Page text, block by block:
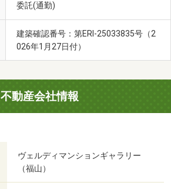
委託(通勤)
建築確認番号：第ERI-25033835号（2
026年1月27日付）
不動産会社情報
ヴェルディマンションギャラリー
（福山）